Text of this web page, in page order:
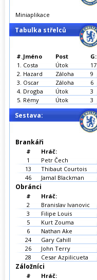
Miniaplikace
Tabulka střelců
#.Jméno Post
G:
1. Costa Útok
17
2. Hazard Záloha
9
3. Oscar Záloha
6
4. Drogba Útok
3
5. Rémy Útok 3
Sestava:
Brankáři
#
Hráč:
1
Petr Čech
13
Thibaut Courtois
46
Jamal Blackman
Obránci
#
Hráč:
2
Branislav Ivanovic
3
Filipe Louis
5
Kurt Zouma
6
Nathan Ake
24
Gary Cahill
26
John Terry
28
Cesar Azpilicueta
Záložníci
#
Hráč: